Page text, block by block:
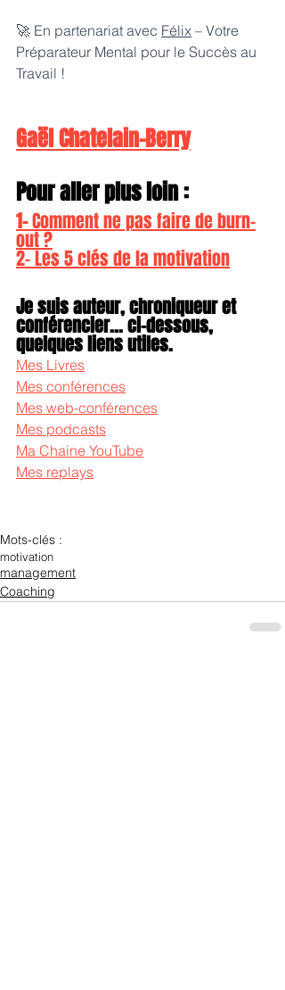
🚀 En partenariat avec Félix – Votre
Préparateur Mental pour le Succès au
Travail !
Gaël Chatelain-Berry
Pour aller plus loin :
1- Comment ne pas faire de burn-
out ?
2- Les 5 clés de la motivation
Je suis auteur, chroniqueur et
conférencier... ci-dessous,
quelques liens utiles.
Mes Livres
Mes conférences
Mes web-conférences
Mes podcasts
Ma Chaine YouTube
Mes replays
Mots-clés :
motivation
management
Coaching